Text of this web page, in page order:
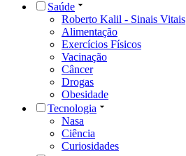
Saúde
Roberto Kalil - Sinais Vitais
Alimentação
Exercícios Físicos
Vacinação
Câncer
Drogas
Obesidade
Tecnologia
Nasa
Ciência
Curiosidades